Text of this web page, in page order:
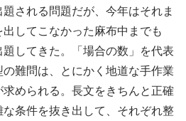
される問題だが、今年はそれま
してこなかった麻布中までも
してきた。「場合の数」を代表
難問は、とにかく地道な手作業
められる。長文をきちんと正確
条件を抜き出して、それぞれ整